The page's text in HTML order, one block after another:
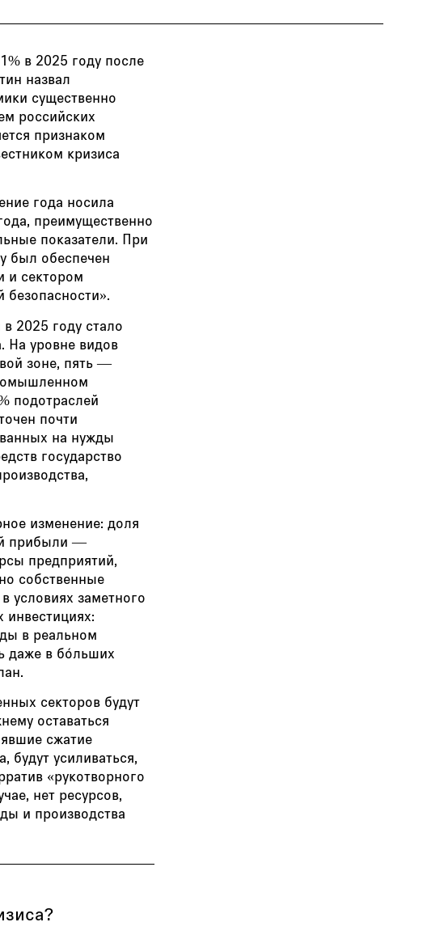
в 2025 году после
назвал
существенно
российских
признаком
кризиса
года носила
преимущественно
показатели. При
был обеспечен
и сектором
безопасности».
2025 году стало
На уровне видов
зоне, пять —
подотраслей
почти
на нужды
государство
изменение: доля
прибыли —
предприятий,
собственные
условиях заметного
в реальном
даже в бóльших
секторов будут
оставаться
сжатие
будут усиливаться,
«рукотворного
нет ресурсов,
и производства